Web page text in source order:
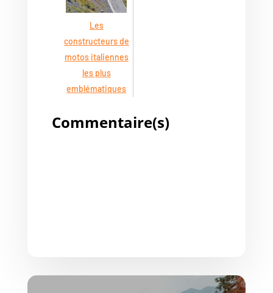
Les
constructeurs de
motos italiennes
les plus
emblématiques
Commentaire(s)